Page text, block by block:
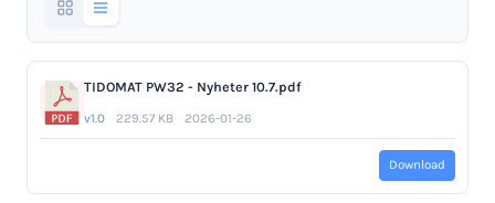
TIDOMAT PW32 - Nyheter 10.7.pdf
v1.0 229.57 KB 2026-01-26
Download